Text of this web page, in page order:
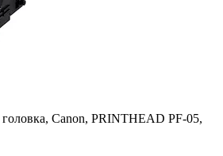
Canon, PRINTHEAD PF-05,